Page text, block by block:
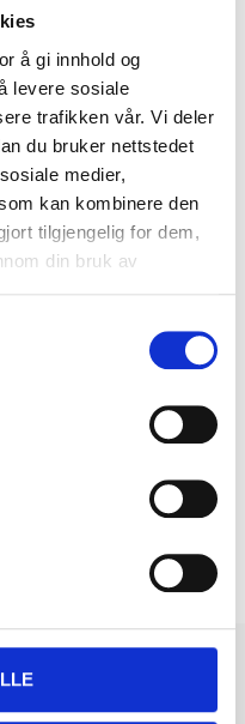
å gi innhold og
levere sosiale
trafikken vår. Vi deler
du bruker nettstedet
medier,
kan kombinere den
tilgjengelig for dem,
din bruk av
i 1varehus
99